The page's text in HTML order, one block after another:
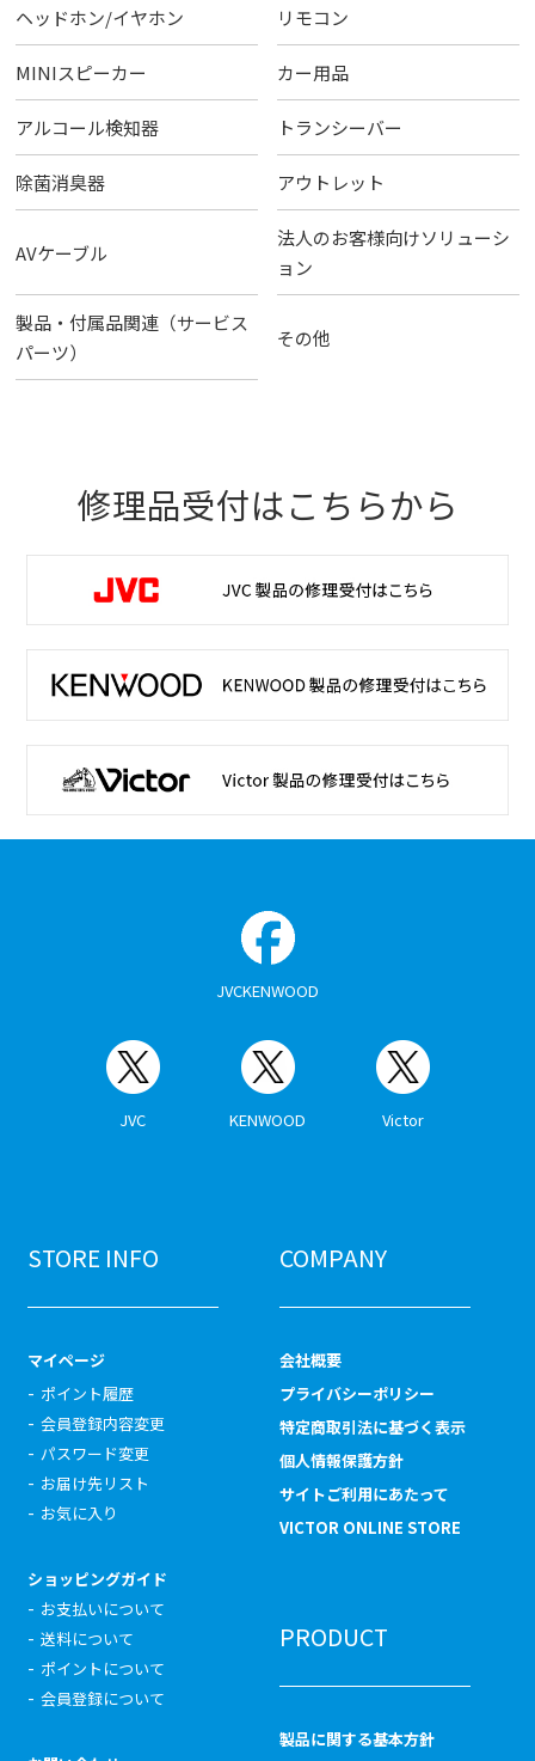
ヘッドホン/イヤホン リモコン
MINIスピーカー カー用品
アルコール検知器 トランシーバー
除菌消臭器 アウトレット
AVケーブル
法人のお客様向けソリューシ
ョン
製品・付属品関連（サービス
パーツ）
その他
修理品受付はこちらから
JVCKENWOOD
JVC KENWOOD Victor
STORE INFO
マイページ
ポイント履歴
会員登録内容変更
パスワード変更
お届け先リスト
お気に入り
ショッピングガイド
お支払いについて
送料について
ポイントについて
会員登録について
COMPANY
会社概要
プライバシーポリシー
特定商取引法に基づく表示
個人情報保護方針
サイトご利用にあたって
VICTOR ONLINE STORE
PRODUCT
製品に関する基本方針